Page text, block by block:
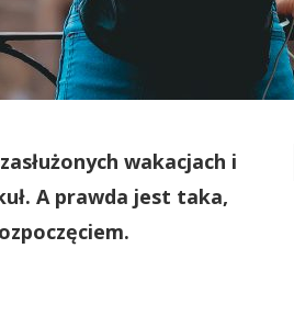
wakacjach i
A prawda jest taka,